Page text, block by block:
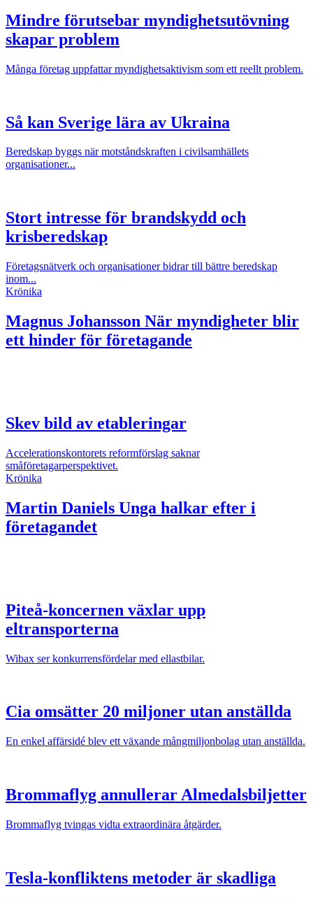
Mindre förutsebar myndighetsutövning
skapar problem
Många företag uppfattar myndighetsaktivism som ett reellt problem.
Så kan Sverige lära av Ukraina
Beredskap byggs när motståndskraften i civilsamhällets
organisationer...
Stort intresse för brandskydd och
krisberedskap
Företagsnätverk och organisationer bidrar till bättre beredskap
inom...
Krönika
Magnus Johansson När myndigheter blir
ett hinder för företagande
Skev bild av etableringar
Accelerationskontorets reformförslag saknar
småföretagarperspektivet.
Krönika
Martin Daniels Unga halkar efter i
företagandet
Piteå-koncernen växlar upp
eltransporterna
Wibax ser konkurrensfördelar med ellastbilar.
Cia omsätter 20 miljoner utan anställda
En enkel affärsidé blev ett växande mångmiljonbolag utan anställda.
Brommaflyg annullerar Almedalsbiljetter
Brommaflyg tvingas vidta extraordinära åtgärder.
Tesla-konfliktens metoder är skadliga